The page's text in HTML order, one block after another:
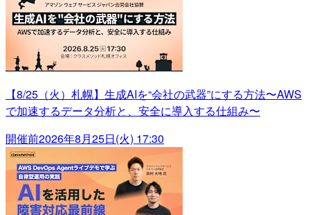
【8/25（火）札幌】生成AIを“会社の武器”にする方法〜AWS
で加速するデータ分析と、安全に導入する仕組み〜
開催前2026年8月25日(火) 17:30